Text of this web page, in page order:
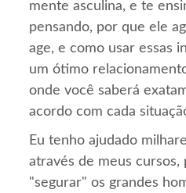
mente asculina, e te
pensando, por que ele
age, e como usar essas
um ótimo
onde você saberá
acordo com cada
Eu tenho ajudado
através de meus cursos,
"segurar" os grandes